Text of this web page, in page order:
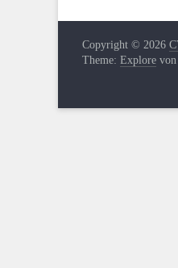
Copyright © 2026
Theme: Explore